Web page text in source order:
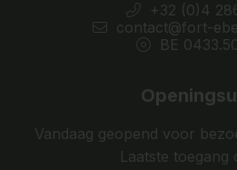
+32 (0)4
contact@fort-
BE
Vandaag geopend voor
Laatste toegang